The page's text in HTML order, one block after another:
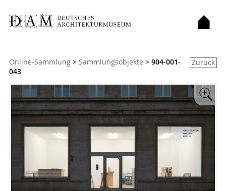
Zurück
Sie sind hier:
Online-Sammlung > Sammlungsobjekte > 904-001-
043
Zoom